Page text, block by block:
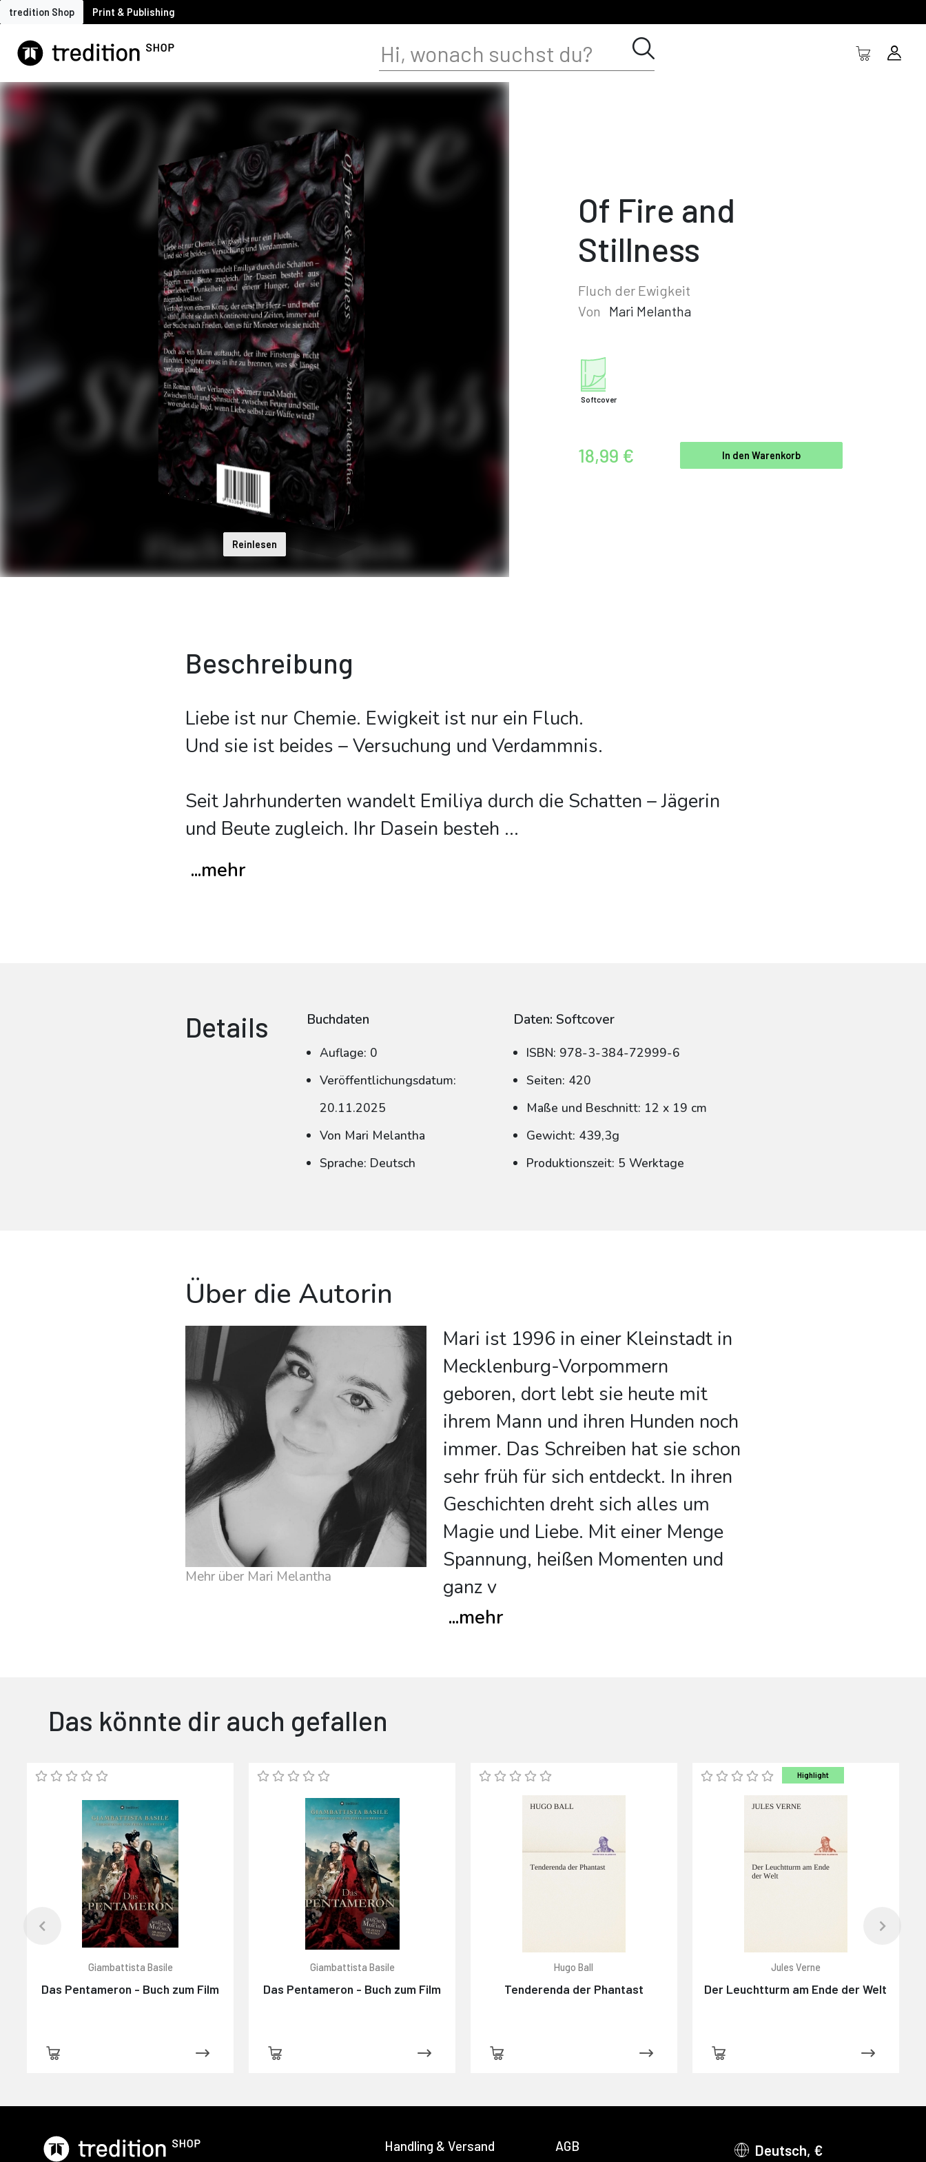
tredition Shop Print & Publishing
Reinlesen
Of Fire and
Stillness
Fluch der Ewigkeit
Von
Mari Melantha
Softcover
18,99 € In den Warenkorb
Beschreibung
Liebe ist nur Chemie. Ewigkeit ist nur ein Fluch.
Und sie ist beides – Versuchung und Verdammnis.
Seit Jahrhunderten wandelt Emiliya durch die Schatten – Jägerin
und Beute zugleich. Ihr Dasein besteh ...
...mehr
Details Buchdaten
Auflage: 0
Veröffentlichungsdatum:
20.11.2025
Von Mari Melantha
Sprache: Deutsch
Daten: Softcover
ISBN: 978-3-384-72999-6
Seiten: 420
Maße und Beschnitt: 12 x 19 cm
Gewicht: 439,3g
Produktionszeit: 5 Werktage
Über die Autorin
Mehr über Mari Melantha
Mari ist 1996 in einer Kleinstadt in
Mecklenburg-Vorpommern
geboren, dort lebt sie heute mit
ihrem Mann und ihren Hunden noch
immer. Das Schreiben hat sie schon
sehr früh für sich entdeckt. In ihren
Geschichten dreht sich alles um
Magie und Liebe. Mit einer Menge
Spannung, heißen Momenten und
ganz v
...mehr
Das könnte dir auch gefallen
Giambattista Basile
Das Pentameron - Buch zum Film
Giambattista Basile
Das Pentameron - Buch zum Film
Hugo Ball
Tenderenda der Phantast
Highlight
Jules Verne
Der Leuchtturm am Ende der Welt
Handling & Versand
AGB
Deutsch, €